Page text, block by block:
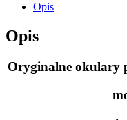
Opis
Opis
Oryginalne okulary